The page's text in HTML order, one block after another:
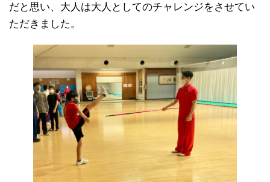
だと思い、大人は大人としてのチャレンジをさせてい
ただきました。